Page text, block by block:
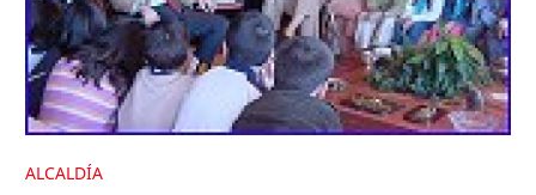
ALCALDÍA